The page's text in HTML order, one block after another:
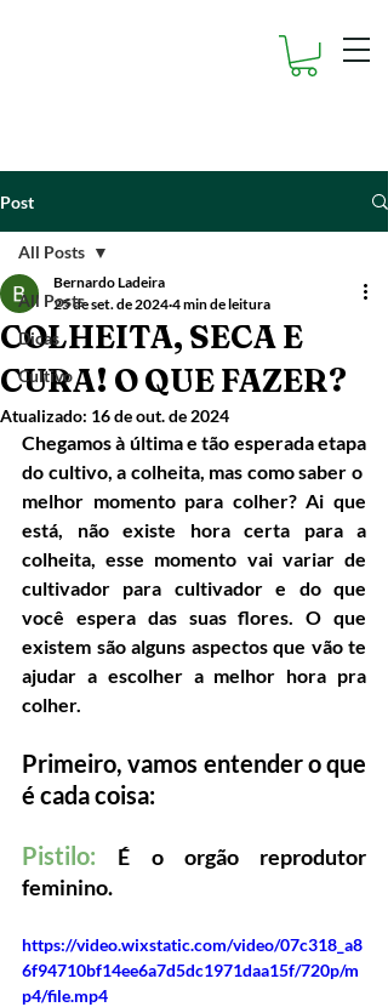
Post
All Posts
Dicas
Cultivo
All Posts
COLHEITA, SECA E
CURA! O QUE FAZER?
Bernardo Ladeira
25 de set. de 2024 4 min de leitura
Atualizado: 16 de out. de 2024
Chegamos à última e tão esperada etapa
do cultivo, a colheita, mas como saber o
melhor momento para colher? Ai que
está, não existe hora certa para a
colheita, esse momento vai variar de
cultivador para cultivador e do que
você espera das suas flores. O que
existem são alguns aspectos que vão te
ajudar a escolher a melhor hora pra
colher.
Primeiro, vamos entender o que
é cada coisa:
Pistilo: É o orgão reprodutor
feminino.
https://video.wixstatic.com/video/07c318_a8
6f94710bf14ee6a7d5dc1971daa15f/720p/m
p4/file.mp4